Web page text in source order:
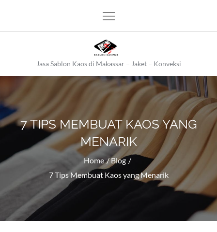
content
Jasa Sablon Kaos di Makassar – Jaket – Konveksi
7 TIPS MEMBUAT KAOS YANG
MENARIK
Home
Blog
7 Tips Membuat Kaos yang Menarik